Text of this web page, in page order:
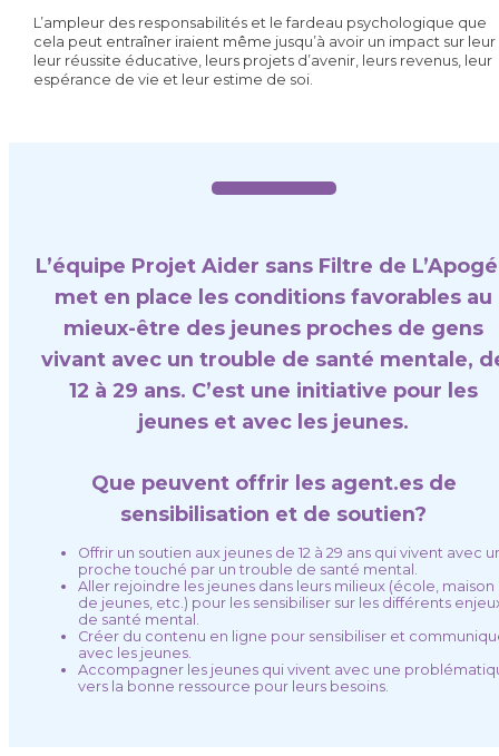
L’ampleur des responsabilités et le fardeau psychologique que
cela peut entraîner iraient même jusqu’à avoir un impact sur leur
leur réussite éducative, leurs projets d’avenir, leurs revenus, leur
espérance de vie et leur estime de soi.
L’équipe Projet Aider sans Filtre de
met en place les conditions favorables au
mieux-être des jeunes proches de gens
vivant avec un trouble de santé mentale,
12 à 29 ans. C’est une initiative pour les
jeunes et avec les jeunes.
Que peuvent offrir les agent.es de
sensibilisation et de soutien?
Offrir un soutien aux jeunes de 12 à 29 ans qui vivent avec
proche touché par un trouble de santé mental.
Aller rejoindre les jeunes dans leurs milieux (école, maison
de jeunes, etc.) pour les sensibiliser sur les différents
de santé mental.
Créer du contenu en ligne pour sensibiliser et
avec les jeunes.
Accompagner les jeunes qui vivent avec une
vers la bonne ressource pour leurs besoins.